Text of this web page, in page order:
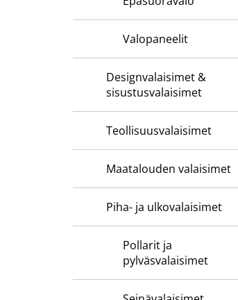
Valopaneelit
Designvalaisimet &
sisustusvalaisimet
Teollisuusvalaisimet
Maatalouden valaisimet
Piha- ja ulkovalaisimet
Pollarit ja
pylväsvalaisimet